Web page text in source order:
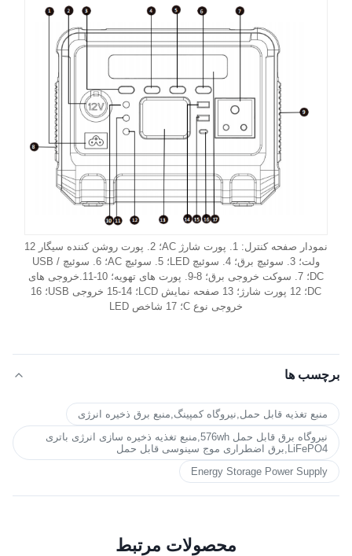
نمودار صفحه کنترل: 1. پورت شارژ AC؛ 2. پورت روشن کننده سیگار 12
ولت؛ 3. سوئیچ برق؛ 4. سوئیچ LED؛ 5. سوئیچ AC؛ 6. سوئیچ USB /
DC؛ 7. سوکت خروجی برق؛ 8-9. پورت های تهویه؛ 10-11.خروجی های
DC؛ 12 پورت شارژ؛ 13 صفحه نمایش LCD؛ 14-15 خروجی USB؛ 16
خروجی نوع C؛ 17 شاخص LED
برچسب ها
منبع تغذیه قابل حمل,نیروگاه کمپینگ,منبع برق ذخیره انرژی
نیروگاه برق قابل حمل 576wh,منبع تغذیه ذخیره سازی انرژی باتری
LiFePO4,برق اضطراری موج سینوسی قابل حمل
Energy Storage Power Supply
محصولات مرتبط